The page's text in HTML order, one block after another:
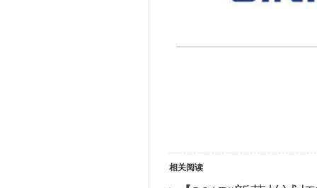
相关阅读